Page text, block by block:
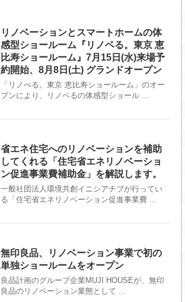
リノベーションとスマートホームの体
感型ショールーム『リノベる。東京 恵
比寿ショールーム』7⽉15⽇(水)来場予
約開始、8月8⽇(土) グランドオープン
「リノべる。東京 恵比寿ショールーム」のオー
プンにより、リノベるの体感型ショール ...
省エネ住宅へのリノベーションを補助
してくれる「住宅省エネリノベーショ
ン促進事業費補助金」を解説します。
一般社団法人環境共創イニシアチブが行ってい
る「住宅省エネリノベーション促進事業費 ...
無印良品、リノベーション事業で初の
単独ショールームをオープン
良品計画のグループ企業MUJI HOUSEが、無印
良品のリノベーション業態として ...